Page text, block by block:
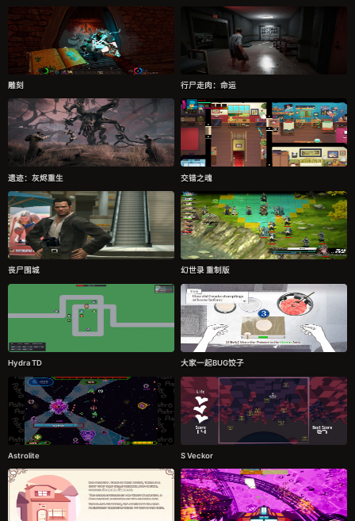
雕刻 行尸走肉：命运
遗迹：灰烬重生 交错之魂
丧尸围城 幻世录 重制版
Hydra TD 大家一起BUG饺子
Astrolite S Veckor